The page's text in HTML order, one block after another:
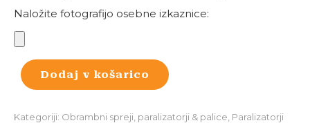
Naložite fotografijo osebne izkaznice:
Dodaj v košarico
Kategoriji: Obrambni spreji, paralizatorji & palice Paralizatorji